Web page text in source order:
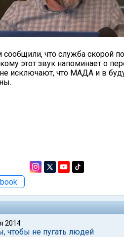
что служба скорой
этот звук напоминает о
исключают, что МАДА и в
2014
чтобы не пугать людей